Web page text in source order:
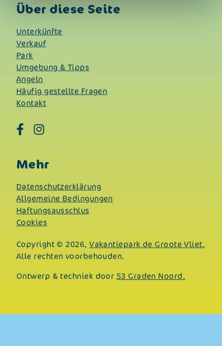
Über diese Seite
Unterkünfte
Verkauf
Park
Umgebung & Tipps
Angeln
Häufig gestellte Fragen
Kontakt
Mehr
Datenschutzerklärung
Allgemeine Bedingungen
Haftungsausschlus
Cookies
Copyright © 2026,Vakantiepark de Groote Vliet.
Alle rechten voorbehouden.
Ontwerp & techniek door 53 Graden Noord.